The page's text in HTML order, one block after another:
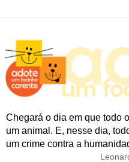
Chegará o dia em que todo
um animal. E, nesse dia,
um crime contra a